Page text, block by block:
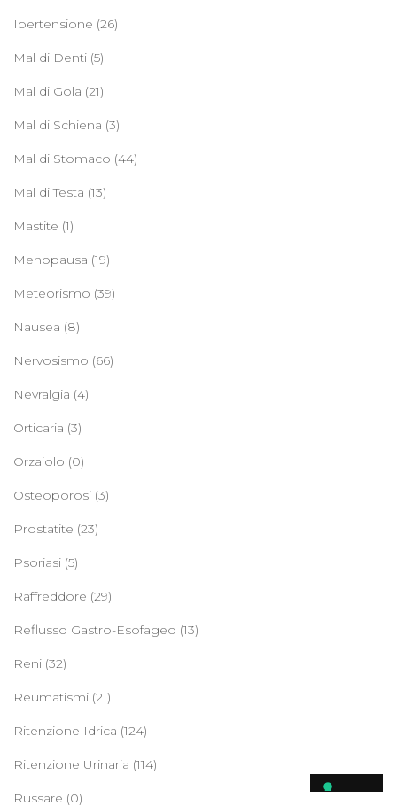
Ipertensione (26)
Mal di Denti (5)
Mal di Gola (21)
Mal di Schiena (3)
Mal di Stomaco (44)
Mal di Testa (13)
Mastite (1)
Menopausa (19)
Meteorismo (39)
Nausea (8)
Nervosismo (66)
Nevralgia (4)
Orticaria (3)
Orzaiolo (0)
Osteoporosi (3)
Prostatite (23)
Psoriasi (5)
Raffreddore (29)
Reflusso Gastro-Esofageo (13)
Reni (32)
Reumatismi (21)
Ritenzione Idrica (124)
Ritenzione Urinaria (114)
Russare (0)